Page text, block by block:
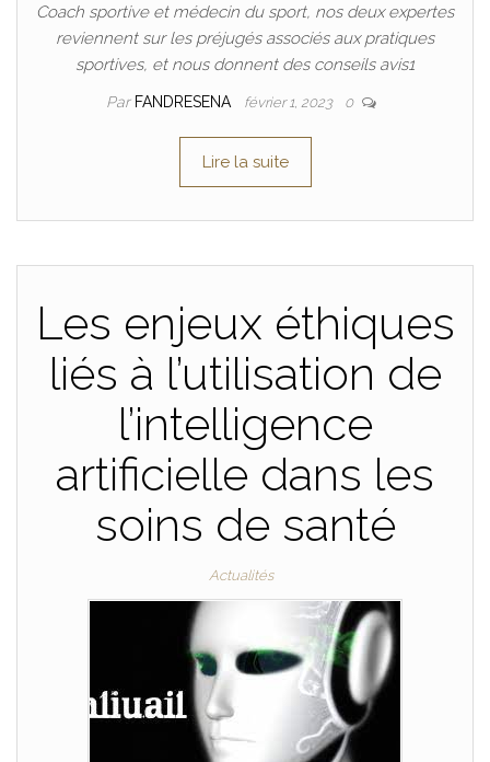
Coach sportive et médecin du sport, nos deux expertes
reviennent sur les préjugés associés aux pratiques
sportives, et nous donnent des conseils avis1
Par FANDRESENA février 1, 2023 0
Lire la suite
Les enjeux éthiques
liés à l’utilisation de
l’intelligence
artificielle dans les
soins de santé
Actualités